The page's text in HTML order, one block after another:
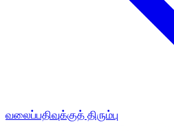
வலைப்பதிவுக்குத் திரும்பு